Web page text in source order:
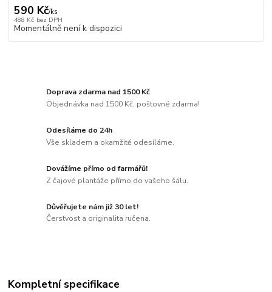
590 Kč/ks
488 Kč bez DPH
Momentálně není k dispozici
Doprava zdarma nad 1500 Kč
Objednávka nad 1500 Kč, poštovné zdarma!
Odesíláme do 24h
Vše skladem a okamžitě odesíláme.
Dovážíme přímo od farmářů!
Z čajové plantáže přímo do vašeho šálu.
Důvěřujete nám již 30 let!
Čerstvost a originalita ručena.
Kompletní specifikace